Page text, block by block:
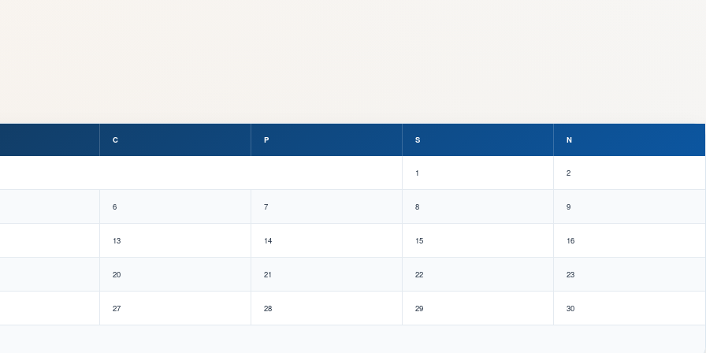
C P S N
1 2
6 7 8 9
13 14 15 16
20 21 22 23
27 28 29 30